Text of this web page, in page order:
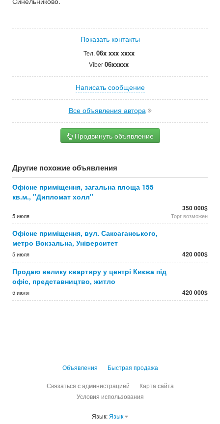
Показать контакты
Тел. 06x xxx xxxx
Viber06xxxxx
Написать сообщение
Все объявления автора
Продвинуть объявление
Другие похожие объявления
Офісне приміщення, загальна площа 155
кв.м., "Дипломат холл"
5 июля
350 000$
Торг возможен
Офісне приміщення, вул. Саксаганського,
метро Вокзальна, Університет
5 июля 420 000$
Продаю велику квартиру у центрі Києва під
офіс, представництво, житло
5 июля 420 000$
Объявления Быстрая продажа
Связаться с администрацией
Карта сайта
Условия использования
Язык: Язык